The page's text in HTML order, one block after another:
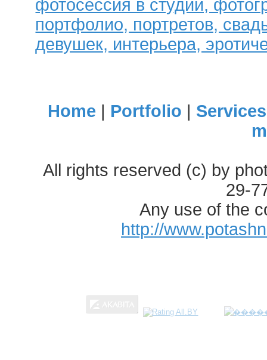
фотосессия в студии,
портфолио, портретов,
девушек, интерьера,
Home | Portfolio | Services
All rights reserved (c) by
29-
Any use of the
http://